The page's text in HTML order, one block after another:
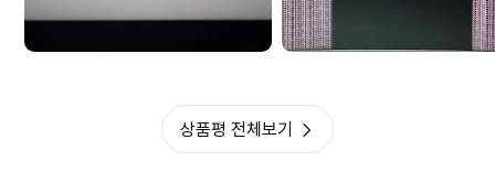
상품평 전체보기